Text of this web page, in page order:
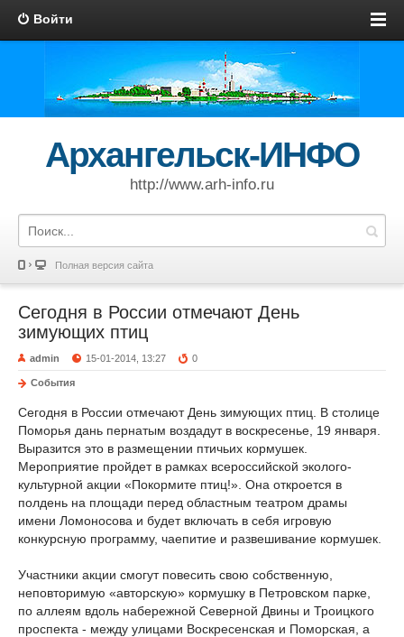
Войти
Архангельск-ИНФО
http://www.arh-info.ru
Полная версия сайта
Сегодня в России отмечают День
зимующих птиц
admin 15-01-2014, 13:27 0
События
Сегодня в России отмечают День зимующих птиц. В столице
Поморья дань пернатым воздадут в воскресенье, 19 января.
Выразится это в размещении птичьих кормушек.
Мероприятие пройдет в рамках всероссийской эколого-
культурной акции «Покормите птиц!». Она откроется в
полдень на площади перед областным театром драмы
имени Ломоносова и будет включать в себя игровую
конкурсную программу, чаепитие и развешивание кормушек.
Участники акции смогут повесить свою собственную,
неповторимую «авторскую» кормушку в Петровском парке,
по аллеям вдоль набережной Северной Двины и Троицкого
проспекта - между улицами Воскресенская и Поморская, а